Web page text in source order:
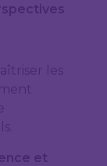
les
et